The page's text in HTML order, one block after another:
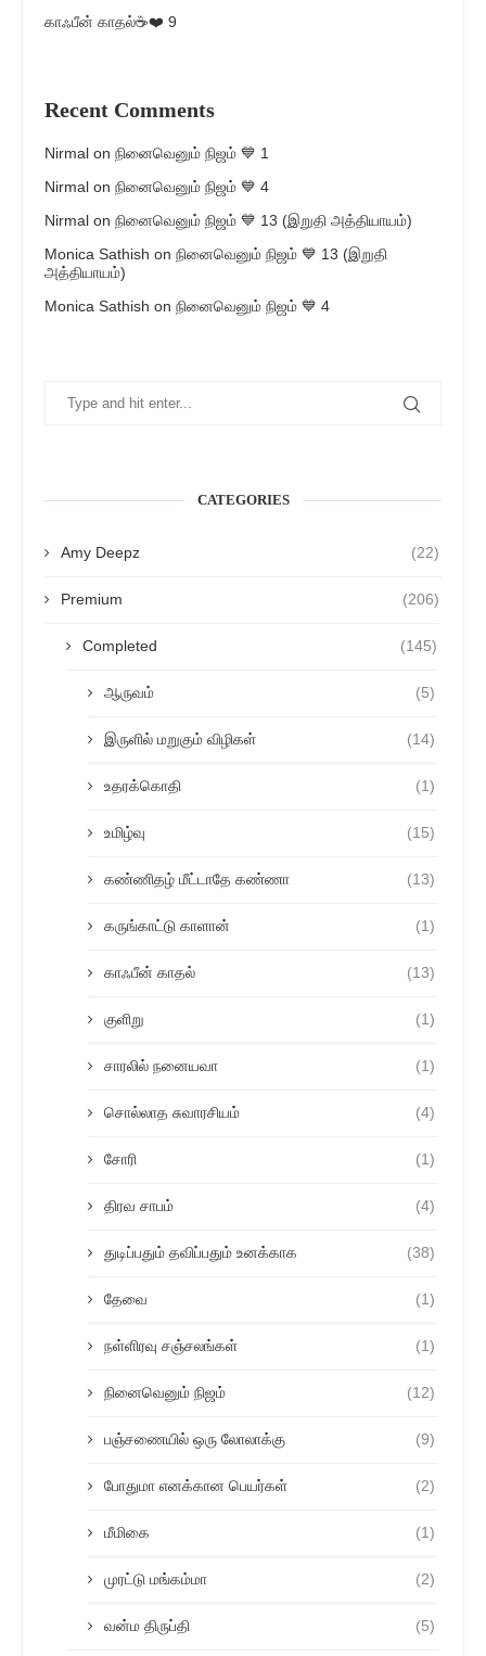
காஃபீன் காதல்☕❤️ 9
Recent Comments
Nirmal on நினைவெனும் நிஜம் 💙 1
Nirmal on நினைவெனும் நிஜம் 💙 4
Nirmal on நினைவெனும் நிஜம் 💙 13 (இறுதி அத்தியாயம்)
Monica Sathish on நினைவெனும் நிஜம் 💙 13 (இறுதி
அத்தியாயம்)
Monica Sathish on நினைவெனும் நிஜம் 💙 4
CATEGORIES
Amy Deepz (22)
Premium (206)
Completed (145)
ஆருவம் (5)
இருளில் மறுகும் விழிகள் (14)
உதரக்கொதி (1)
உமிழ்வு (15)
கண்ணிதழ் மீட்டாதே கண்ணா (13)
கருங்காட்டு காளான் (1)
காஃபீன் காதல் (13)
குளிறு (1)
சாரலில் நனையவா (1)
சொல்லாத சுவாரசியம் (4)
சோரி (1)
திரவ சாபம் (4)
துடிப்பதும் தவிப்பதும் உனக்காக (38)
தேவை (1)
நள்ளிரவு சஞ்சலங்கள் (1)
நினைவெனும் நிஜம் (12)
பஞ்சணையில் ஒரு லோலாக்கு (9)
போதுமா எனக்கான பெயர்கள் (2)
மீமிகை (1)
முரட்டு மங்கம்மா (2)
வன்ம திருப்தி (5)